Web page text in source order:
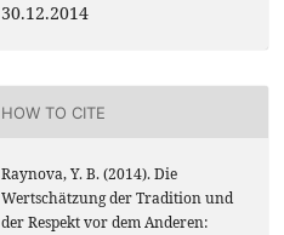
30.12.2014
HOW TO CITE
Raynova, Y. B. (2014). Die
Wertschätzung der Tradition und
der Respekt vor dem Anderen: